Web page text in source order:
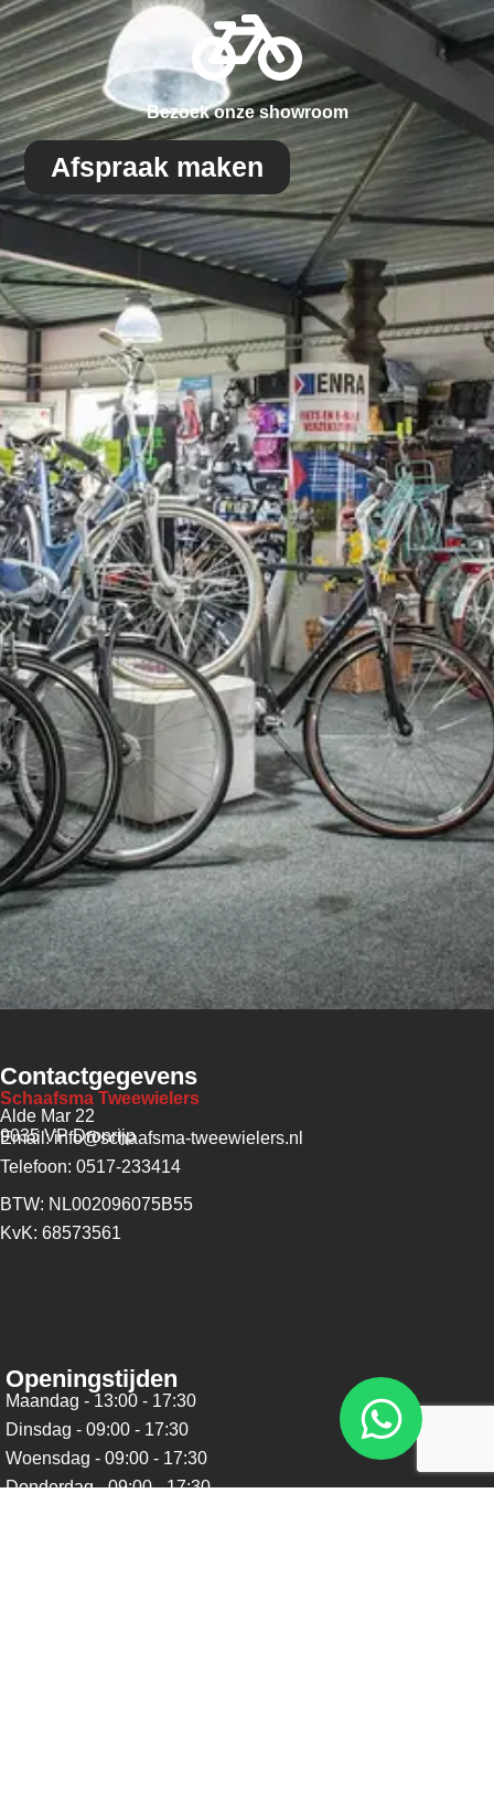
Bezoek onze showroom
Afspraak maken
Contactgegevens
Schaafsma Tweewielers
Alde Mar 22
9035 VP Dronrijp
Email: info@schaafsma-tweewielers.nl
Telefoon: 0517-233414
BTW: NL002096075B55
KvK: 68573561
Openingstijden
Maandag - 13:00 - 17:30
Dinsdag - 09:00 - 17:30
Woensdag - 09:00 - 17:30
Donderdag - 09:00 - 17:30